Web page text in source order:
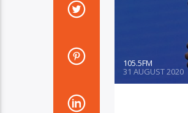
105.5FM
31 AUGUST 2020